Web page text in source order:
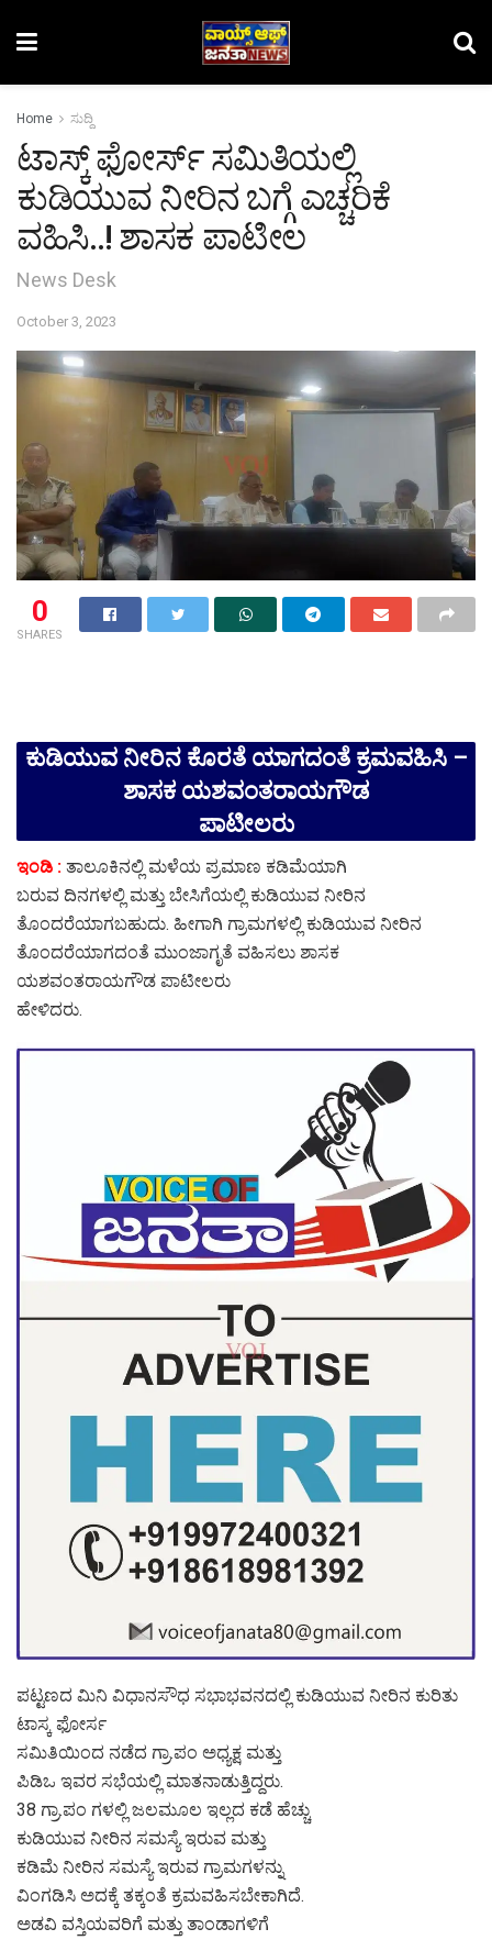
Home ಸುದ್ದಿ
ಟಾಸ್ಕ್ ಫೋರ್ಸ್ ಸಮಿತಿಯಲ್ಲಿ
ಕುಡಿಯುವ ನೀರಿನ ಬಗ್ಗೆ ಎಚ್ಚರಿಕೆ
ವಹಿಸಿ..! ಶಾಸಕ‌ ಪಾಟೀಲ
News Desk
October 3, 2023
0
SHARES
ಕುಡಿಯುವ ನೀರಿನ ಕೊರತೆ ಯಾಗದಂತೆ ಕ್ರಮವಹಿಸಿ –
ಶಾಸಕ ಯಶವಂತರಾಯಗೌಡ
ಪಾಟೀಲರು
ಇಂಡಿ : ತಾಲೂಕಿನಲ್ಲಿ ಮಳೆಯ ಪ್ರಮಾಣ ಕಡಿಮೆಯಾಗಿ
ಬರುವ ದಿನಗಳಲ್ಲಿ ಮತ್ತು ಬೇಸಿಗೆಯಲ್ಲಿ ಕುಡಿಯುವ ನೀರಿನ
ತೊಂದರೆಯಾಗಬಹುದು. ಹೀಗಾಗಿ ಗ್ರಾಮಗಳಲ್ಲಿ ಕುಡಿಯುವ ನೀರಿನ
ತೊಂದರೆಯಾಗದಂತೆ ಮುಂಜಾಗೃತೆ ವಹಿಸಲು ಶಾಸಕ
ಯಶವಂತರಾಯಗೌಡ ಪಾಟೀಲರು
ಹೇಳಿದರು.
ಪಟ್ಟಣದ ಮಿನಿ ವಿಧಾನಸೌಧ ಸಭಾಭವನದಲ್ಲಿ ಕುಡಿಯುವ ನೀರಿನ ಕುರಿತು
ಟಾಸ್ಕ ಫೋರ್ಸ
ಸಮಿತಿಯಿಂದ ನಡೆದ ಗ್ರಾ.ಪಂ ಅಧ್ಯಕ್ಷ ಮತ್ತು
ಪಿಡಿಒ ಇವರ ಸಭೆಯಲ್ಲಿ ಮಾತನಾಡುತ್ತಿದ್ದರು.
38 ಗ್ರಾ.ಪಂ ಗಳಲ್ಲಿ ಜಲಮೂಲ ಇಲ್ಲದ ಕಡೆ ಹೆಚ್ಚು
ಕುಡಿಯುವ ನೀರಿನ ಸಮಸ್ಯೆ ಇರುವ ಮತ್ತು
ಕಡಿಮೆ ನೀರಿನ ಸಮಸ್ಯೆ ಇರುವ ಗ್ರಾಮಗಳನ್ನು
ವಿಂಗಡಿಸಿ ಅದಕ್ಕೆ ತಕ್ಕಂತೆ ಕ್ರಮವಹಿಸಬೇಕಾಗಿದೆ.
ಅಡವಿ ವಸ್ತಿಯವರಿಗೆ ಮತ್ತು ತಾಂಡಾಗಳಿಗೆ